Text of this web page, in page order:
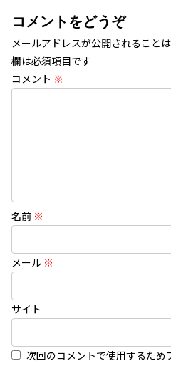
コメントをどうぞ
メールアドレスが公開されることは
欄は必須項目です
コメント ※
名前 ※
メール ※
サイト
次回のコメントで使用するた